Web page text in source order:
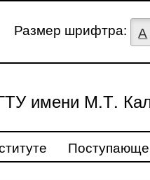
Размер шрифтра: А
имени М.Т.